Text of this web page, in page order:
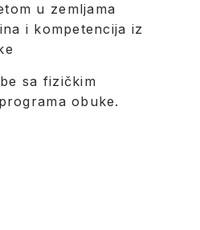
u zemljama
i kompetencija iz
sa fizičkim
obuke.